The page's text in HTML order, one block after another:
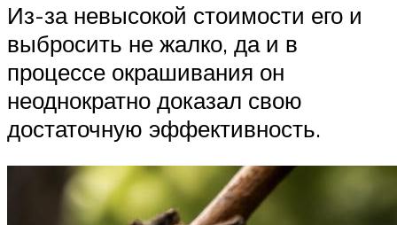
Из-за невысокой стоимости его и
выбросить не жалко, да и в
процессе окрашивания он
неоднократно доказал свою
достаточную эффективность.